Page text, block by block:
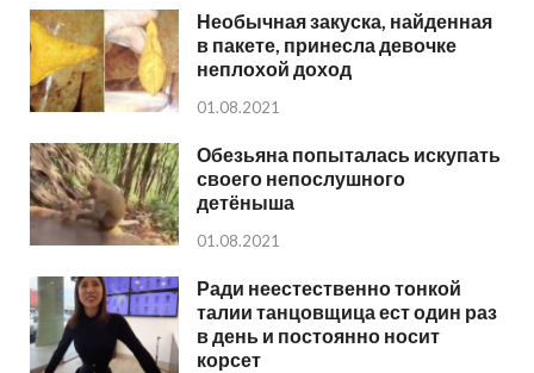
Необычная закуска, найденная
в пакете, принесла девочке
неплохой доход
01.08.2021
Обезьяна попыталась искупать
своего непослушного
детёныша
01.08.2021
Ради неестественно тонкой
талии танцовщица ест один раз
в день и постоянно носит
корсет